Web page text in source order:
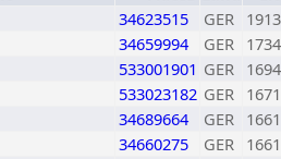
34623515 GER 1913
34659994 GER 1734
533001901 GER 1694
533023182 GER 1671
34689664 GER 1661
34660275 GER 1661